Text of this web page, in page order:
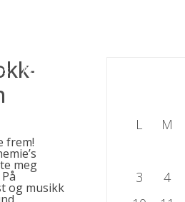
Adjudicaciones
frem!
meg
og musikk
L M
3
4